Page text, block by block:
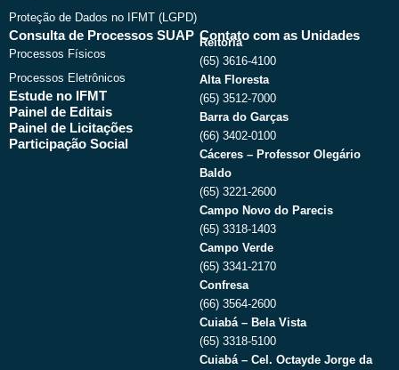
Proteção de Dados no IFMT (LGPD)
Consulta de Processos SUAP
Processos Físicos
Processos Eletrônicos
Estude no IFMT
Painel de Editais
Painel de Licitações
Participação Social
Contato com as Unidades
Reitoria
(65) 3616-4100
Alta Floresta
(65) 3512-7000
Barra do Garças
(66) 3402-0100
Cáceres – Professor Olegário
Baldo
(65) 3221-2600
Campo Novo do Parecis
(65) 3318-1403
Campo Verde
(65) 3341-2170
Confresa
(66) 3564-2600
Cuiabá – Bela Vista
(65) 3318-5100
Cuiabá – Cel. Octayde Jorge da